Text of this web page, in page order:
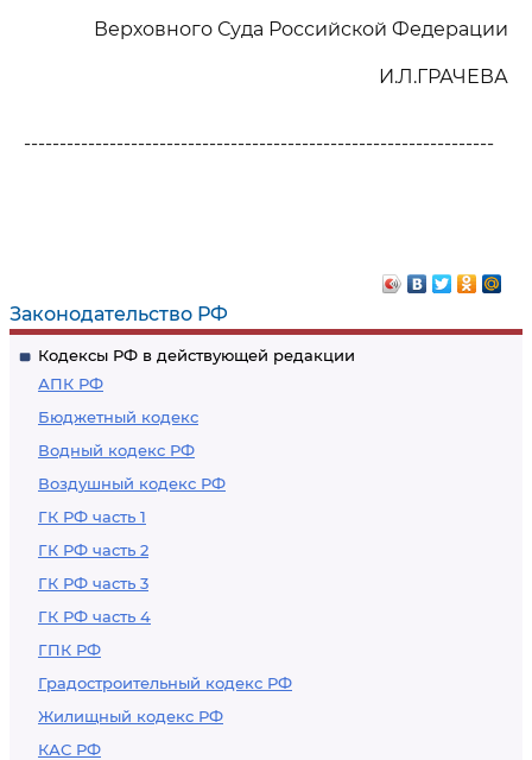
Законодательство РФ
Кодексы РФ в действующей редакции
АПК РФ
Бюджетный кодекс
Водный кодекс РФ
Воздушный кодекс РФ
ГК РФ часть 1
ГК РФ часть 2
ГК РФ часть 3
ГК РФ часть 4
ГПК РФ
Градостроительный кодекс РФ
Жилищный кодекс РФ
КАС РФ
Верховного Суда Российской Федерации
И.Л.ГРАЧЕВА
------------------------------------------------------------------